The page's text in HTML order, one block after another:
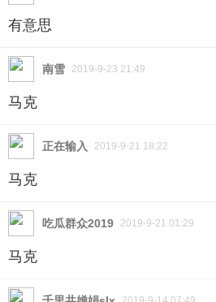
“是么？”大白抬眸睃了她一
“想骗我买他的灵符，我偏不
“娘子就这么信我？”
“自然。我有夫君在，什么邪
轻笑。
大白低头喝茶。
过了一会儿，许仙忽然抬头：
有意思
南雪 2019-9-23 21:49
马克
正在输入 2019-9-21 18:22
马克
吃瓜群众2019 2019-9-21 01:29
马克